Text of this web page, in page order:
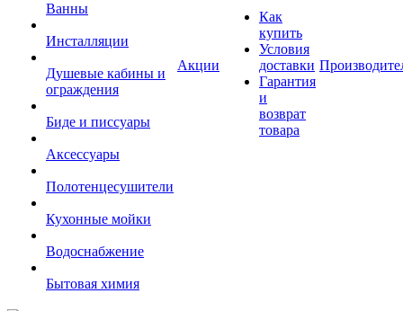
Ванны
Инсталляции
Душевые кабины и
ограждения
Биде и писсуары
Аксессуары
Полотенцесушители
Кухонные мойки
Водоснабжение
Бытовая химия
Акции
Как
купить
Условия
доставки
Гарантия
и
возврат
товара